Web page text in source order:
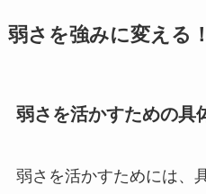
弱さを強みに変える
弱さを活かすための具
弱さを活かすためには、